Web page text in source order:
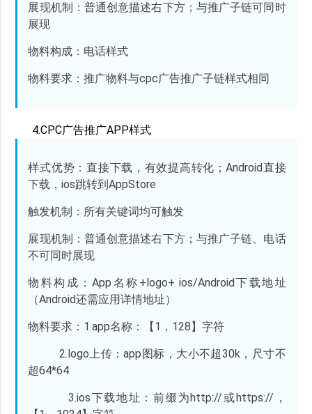
展现机制：普通创意描述右下方；与推广子链可同时
展现
物料构成：电话样式
物料要求：推广物料与cpc广告推广子链样式相同
4.CPC广告推广APP样式
样式优势：直接下载，有效提高转化；Android直接
下载，ios跳转到AppStore
触发机制：所有关键词均可触发
展现机制：普通创意描述右下方；与推广子链、电话
不可同时展现
物料构成：App名称+logo+ ios/Android下载地址
（Android还需应用详情地址）
物料要求： 1.app名称：【1，128】字符
2.logo上传：app图标，大小不超30k，尺寸不
超64*64
3.ios下载地址：前缀为http://或https://，